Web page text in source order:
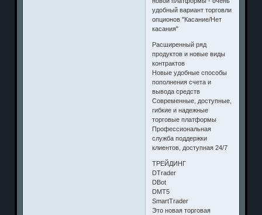
удобный вариант торговли
опционов "Касание/Нет
касания"
Расширенный ряд
продуктов и новые виды
контрактов
Новые удобные способы
пополнения счета и
вывода средств
Современные, доступные,
гибкие и надежные
торговые платформы
Профессиональная
служба поддержки
клиентов, доступная 24/7
ТРЕЙДИНГ
DTrader
DBot
DMT5
SmartTrader
Это новая торговая